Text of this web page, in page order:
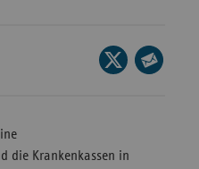
Seite
auf
die Krankenkassen in